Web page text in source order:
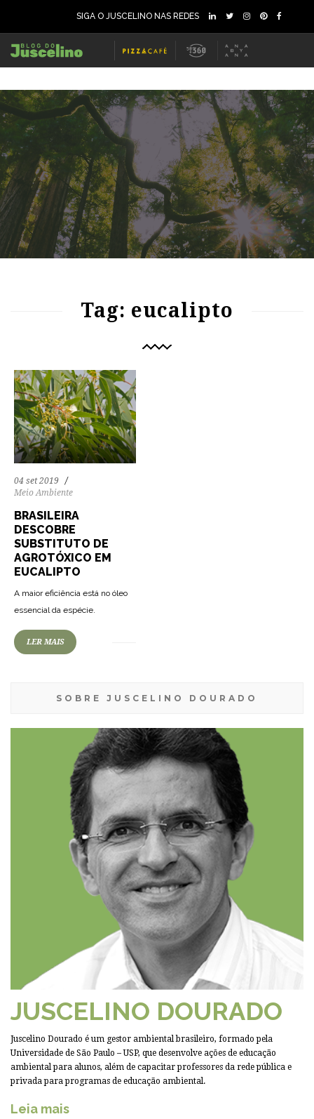
SIGA O JUSCELINO NAS REDES
Tag: eucalipto
04 set 2019
Meio Ambiente
BRASILEIRA
DESCOBRE
SUBSTITUTO DE
AGROTÓXICO EM
EUCALIPTO
A maior eficiência está no óleo
essencial da espécie.
LER MAIS
SOBRE JUSCELINO DOURADO
JUSCELINO DOURADO
Juscelino Dourado é um gestor ambiental brasileiro, formado pela
Universidade de São Paulo – USP, que desenvolve ações de educação
ambiental para alunos, além de capacitar professores da rede pública e
privada para programas de educação ambiental.
Leia mais